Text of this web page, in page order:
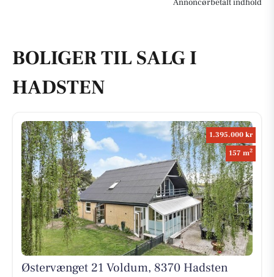
Annoncørbetalt indhold
BOLIGER TIL SALG I
HADSTEN
1.395.000 kr
157 m2
Østervænget 21 Voldum, 8370 Hadsten